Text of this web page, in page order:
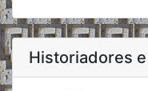
Historiadores